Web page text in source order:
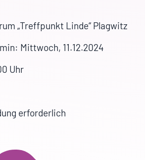
„Treffpunkt Linde“ Plagwitz
Mittwoch, 11.12.2024
Uhr
erforderlich